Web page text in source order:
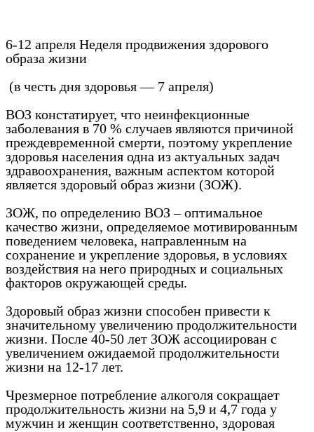
6-12 апреля Неделя продвижения здорового
образа жизни
(в честь дня здоровья — 7 апреля)
ВОЗ констатирует, что неинфекционные
заболевания в 70 % случаев являются причиной
преждевременной смерти, поэтому укрепление
здоровья населения одна из актуальных задач
здравоохранения, важным аспектом которой
является здоровый образ жизни (ЗОЖ).
ЗОЖ, по определению ВОЗ – оптимальное
качество жизни, определяемое мотивированным
поведением человека, направленным на
сохранение и укрепление здоровья, в условиях
воздействия на него природных и социальных
факторов окружающей среды.
Здоровый образ жизни способен привести к
значительному увеличению продолжительности
жизни. После 40-50 лет ЗОЖ ассоциирован с
увеличением ожидаемой продолжительности
жизни на 12-17 лет.
Чрезмерное потребление алкоголя сокращает
продолжительность жизни на 5,9 и 4,7 года у
мужчин и женщин соответственно, здоровая